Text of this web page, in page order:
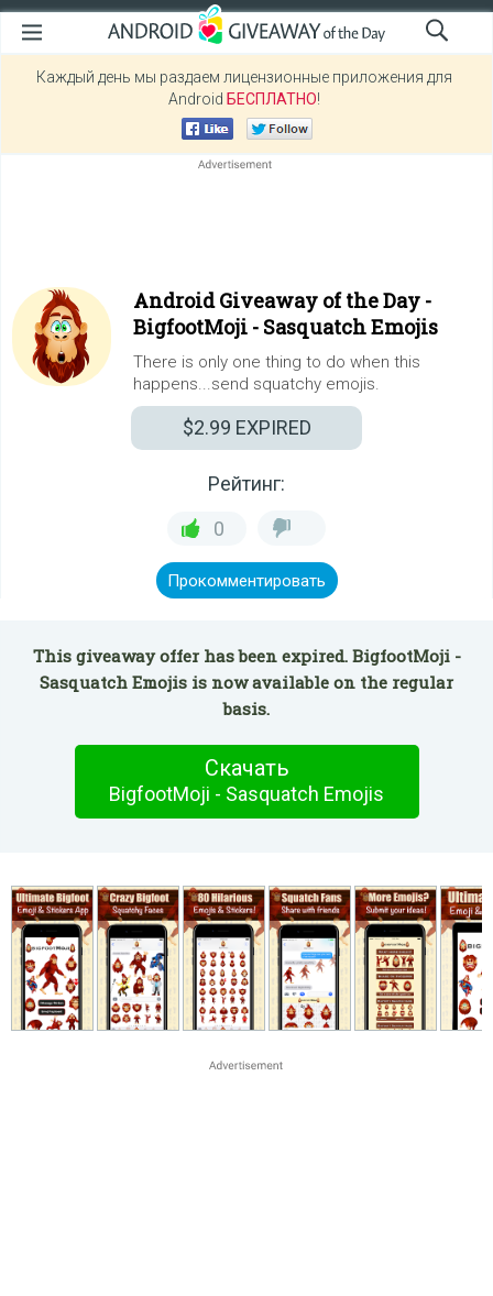
Каждый день мы раздаем лицензионные приложения для
Android БЕСПЛАТНО!
Android Giveaway of the Day -
BigfootMoji - Sasquatch Emojis
There is only one thing to do when this
happens...send squatchy emojis.
$2.99 EXPIRED
Рейтинг:
0
Прокомментировать
This giveaway offer has been expired. BigfootMoji -
Sasquatch Emojis is now available on the regular
basis.
Скачать
BigfootMoji - Sasquatch Emojis